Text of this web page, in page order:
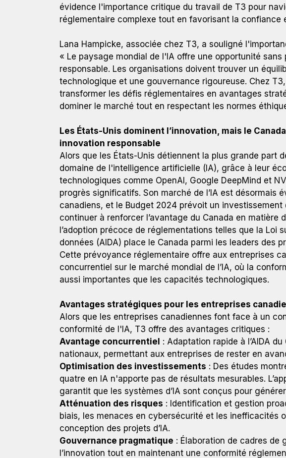
évidence l'importance critique du travail de T3 pour
réglementaire complexe tout en favorisant la confiance
Lana Hampicke, associée chez T3, a souligné
« Le paysage mondial de l'IA offre une opportunité
responsable. Les organisations doivent trouver un
technologique et une gouvernance rigoureuse. Chez
transformer les défis réglementaires en avantages
dominer le marché tout en respectant les normes
Les États-Unis dominent l’innovation, mais le
innovation responsable
Alors que les États-Unis détiennent la plus grande part
domaine de l'intelligence artificielle (IA), grâce à leur
technologiques comme OpenAI, Google DeepMind et
progrès significatifs. Son marché de l’IA est désormais
canadiens, et le Budget 2024 prévoit un
continuer à renforcer l’avantage du Canada en matière
l’adoption précoce de réglementations telles que la Loi
données (AIDA) place le Canada parmi les leaders des
Cette prévoyance réglementaire offre aux entreprises
concurrentiel sur le marché mondial de l’IA, où la
aussi importantes que les capacités technologiques.
Avantages stratégiques pour les entreprises
Alors que les entreprises canadiennes font face à un
conformité de l'IA, T3 offre des avantages critiques :
Avantage concurrentiel : Adaptation rapide à l’AIDA
nationaux, permettant aux entreprises de rester en
Optimisation des investissements : Des études
quatre en IA n'apporte pas de résultats mesurables.
garantit que les systèmes d’IA sont conçus pour
Atténuation des risques : Identification et gestion
biais, les menaces en cybersécurité et les inefficacités
conception des projets d’IA.
Gouvernance pragmatique : Élaboration de cadres de
l’innovation tout en maintenant une conformité